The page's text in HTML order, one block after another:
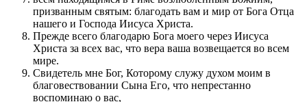
призванным святым: благодать вам и мир от Бога Отца
нашего и Господа Иисуса Христа.
Прежде всего благодарю Бога моего через Иисуса
Христа за всех вас, что вера ваша возвещается во всем
мире.
Свидетель мне Бог, Которому служу духом моим в
благовествовании Сына Его, что непрестанно
воспоминаю о вас,